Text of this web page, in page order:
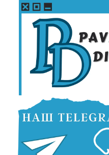
Перейти